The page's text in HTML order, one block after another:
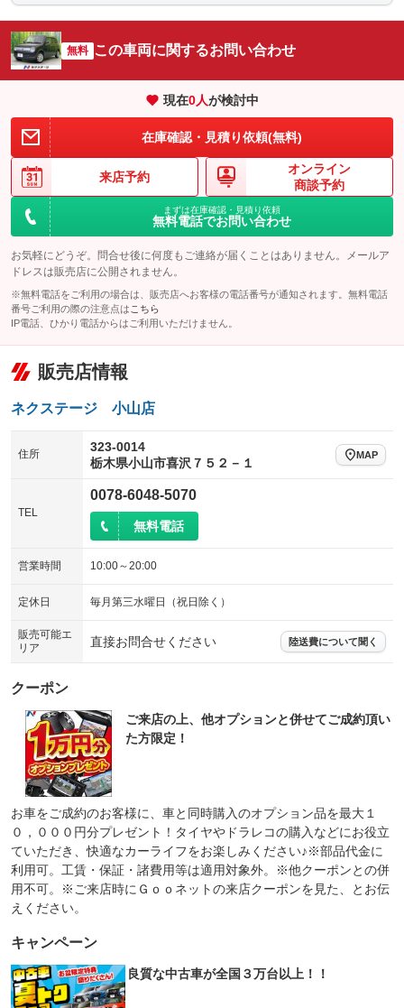
シートエアコン
：装備なし 全周囲カメラ
：装備なし
サイドカメラ
：装備なし ルーフレール
：装備なし
エアサスペンション ヘッドライトウォッシャー
無料 この車両に関するお問い合わせ
現在0人が検討中
在庫確認・見積り依頼(無料)
来店予約
オンライン
商談予約
まずは在庫確認・見積り依頼
無料電話でお問い合わせ
お気軽にどうぞ。問合せ後に何度もご連絡が届くことはありません。メールア
ドレスは販売店に公開されません。
※無料電話をご利用の場合は、販売店へお客様の電話番号が通知されます。無料電話
番号ご利用の際の注意点は こちら
IP電話、ひかり電話からはご利用いただけません。
販売店情報
ネクステージ 小山店
住所
323-0014
栃木県小山市喜沢７５２－１
MAP
TEL
0078-6048-5070
無料電話
営業時間 10:00～20:00
定休日 毎月第三水曜日（祝日除く）
販売可能エ
リア
直接お問合せください 陸送費について聞く
クーポン
ご来店の上、他オプションと併せてご成約頂い
た方限定！
お車をご成約のお客様に、車と同時購入のオプション品を最大１
０，０００円分プレゼント！タイヤやドラレコの購入などにお役立
ていただき、快適なカーライフをお楽しみください♪※部品代金に
利用可。工賃・保証・諸費用等は適用対象外。※他クーポンとの併
用不可。※ご来店時にＧｏｏネットの来店クーポンを見た、とお伝
えください。
キャンペーン
良質な中古車が全国３万台以上！！